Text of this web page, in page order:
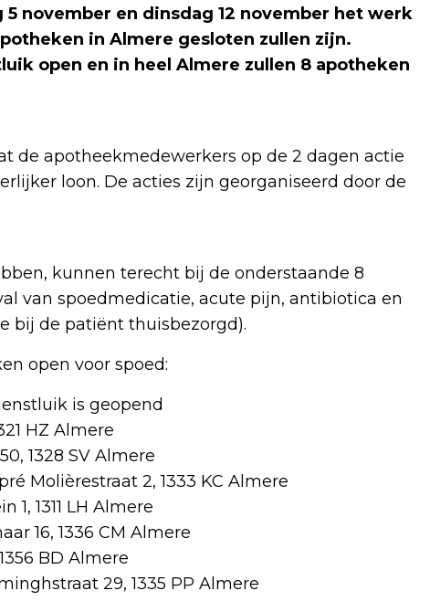
november en dinsdag 12 november het werk
in Almere gesloten zullen zijn.
open en in heel Almere zullen 8 apotheken
de apotheekmedewerkers op de 2 dagen actie
loon. De acties zijn georganiseerd door de
kunnen terecht bij de onderstaande 8
van spoedmedicatie, acute pijn, antibiotica en
bij de patiënt thuisbezorgd).
open voor spoed:
is geopend
HZ Almere
1328 SV Almere
Molièrestraat 2, 1333 KC Almere
1, 1311 LH Almere
16, 1336 CM Almere
BD Almere
29, 1335 PP Almere